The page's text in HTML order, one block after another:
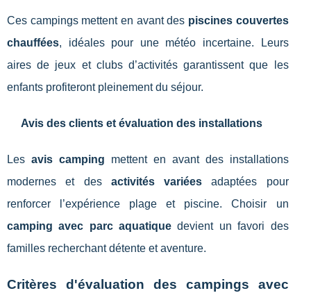
Ces campings mettent en avant des piscines couvertes
chauffées, idéales pour une météo incertaine. Leurs
aires de jeux et clubs d’activités garantissent que les
enfants profiteront pleinement du séjour.
Avis des clients et évaluation des installations
Les avis camping mettent en avant des installations
modernes et des activités variées adaptées pour
renforcer l’expérience plage et piscine. Choisir un
camping avec parc aquatique devient un favori des
familles recherchant détente et aventure.
Critères d'évaluation des campings avec